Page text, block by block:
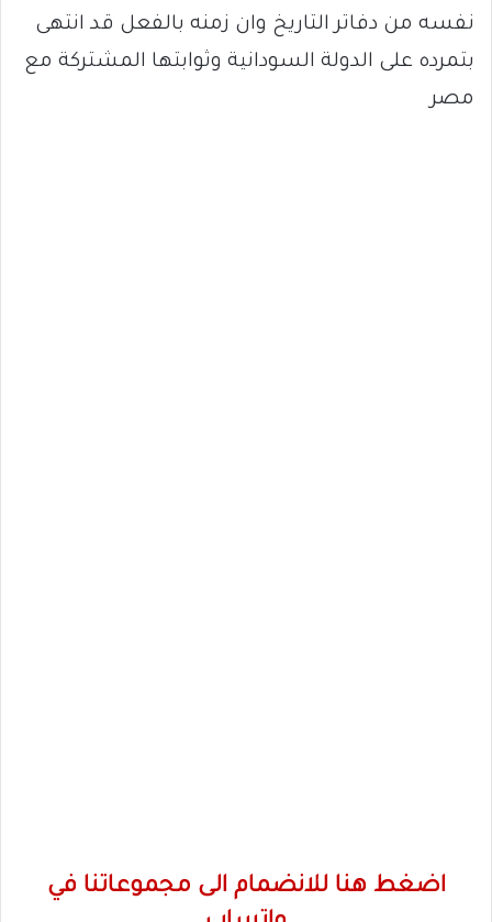
نفسه من دفاتر التاريخ وان زمنه بالفعل قد انتهى
بتمرده على الدولة السودانية وثوابتها المشتركة مع
مصر
اضغط هنا للانضمام الى مجموعاتنا في